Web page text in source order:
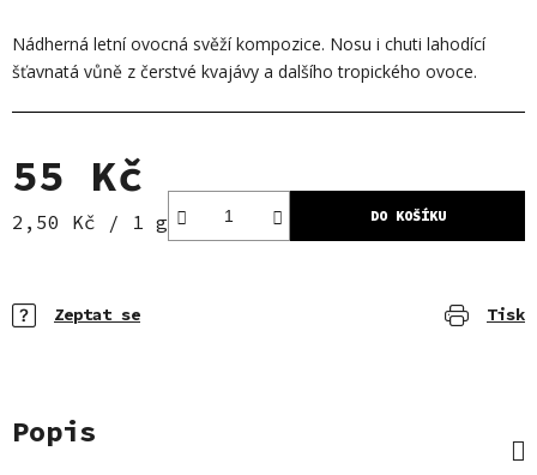
Nádherná letní ovocná svěží kompozice. Nosu i chuti lahodící
šťavnatá vůně z čerstvé kvajávy a dalšího tropického ovoce.
55 Kč
Měrná cena:
2,50 Kč / 1 g DO KOŠÍKU
Tisk
Zeptat se
Popis